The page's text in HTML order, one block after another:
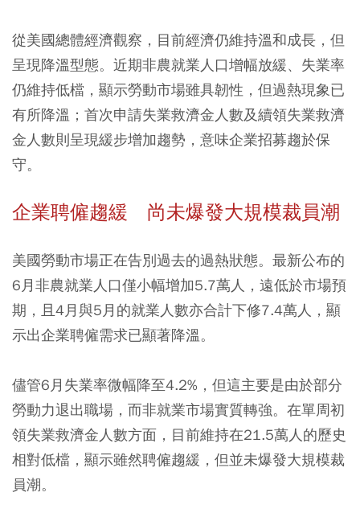
從美國總體經濟觀察，目前經濟仍維持溫和成長，但
呈現降溫型態。近期非農就業人口增幅放緩、失業率
仍維持低檔，顯示勞動市場雖具韌性，但過熱現象已
有所降溫；首次申請失業救濟金人數及續領失業救濟
金人數則呈現緩步增加趨勢，意味企業招募趨於保
守。
企業聘僱趨緩 尚未爆發大規模裁員潮
美國勞動市場正在告別過去的過熱狀態。最新公布的
6月非農就業人口僅小幅增加5.7萬人，遠低於市場預
期，且4月與5月的就業人數亦合計下修7.4萬人，顯
示出企業聘僱需求已顯著降溫。
儘管6月失業率微幅降至4.2%，但這主要是由於部分
勞動力退出職場，而非就業市場實質轉強。在單周初
領失業救濟金人數方面，目前維持在21.5萬人的歷史
相對低檔，顯示雖然聘僱趨緩，但並未爆發大規模裁
員潮。